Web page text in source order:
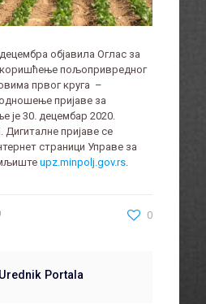
објавила Оглас за
коришћење пољопривредног
првог круга –
пријаве за
је 30. децембар 2020.
Дигиталне пријаве се
страници Управе за
upz.minpolj.gov.rs.
0
Urednik Portala